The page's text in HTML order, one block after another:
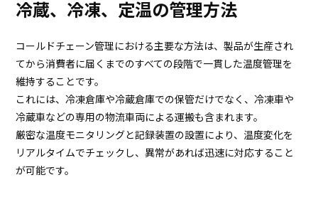
冷蔵、冷凍、定温の管理方法
コールドチェーン管理における主要な方法は、製品が生産され
てから消費者に届くまでのすべての段階で一貫した温度管理を
維持することです。
これには、冷凍倉庫や冷蔵倉庫での保管だけでなく、冷凍車や
冷蔵車などの専用の物流車両による運搬も含まれます。
厳密な温度モニタリングと記録装置の設置により、温度変化を
リアルタイムでチェックし、異常があれば迅速に対応すること
が可能です。